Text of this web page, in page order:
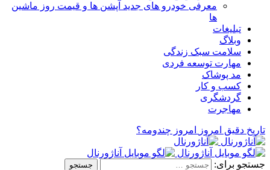
معرفی خودرو های جدید آپشن‌ ها و قیمت روز ماشین‌
ها
تبلیغات
وبلاگ
سلامت سبک زندگی
مهارت توسعه فردی
مد پوشاک
کسب و کار
گردشگری
مهاجرت
تاریخ دقیق امروز امروز چندومه؟
جستجو برای: